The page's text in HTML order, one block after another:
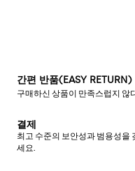
간편 반품(EASY RETURN)
구매하신 상품이 만족스럽지 않
결제
최고 수준의 보안성과 범용성을
세요.